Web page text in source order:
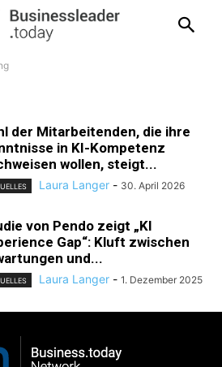
der Mitarbeitenden, die ihre
in KI-Kompetenz
wollen, steigt...
Laura Langer - 30. April 2026
von Pendo zeigt „KI
Gap“: Kluft zwischen
und...
Laura Langer - 1. Dezember 2025